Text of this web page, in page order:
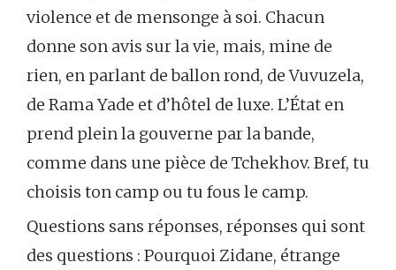
violence et de mensonge à soi. Chacun
donne son avis sur la vie, mais, mine de
rien, en parlant de ballon rond, de Vuvuzela,
de Rama Yade et d’hôtel de luxe. L’État en
prend plein la gouverne par la bande,
comme dans une pièce de Tchekhov. Bref, tu
choisis ton camp ou tu fous le camp.
Questions sans réponses, réponses qui sont
des questions : Pourquoi Zidane, étrange